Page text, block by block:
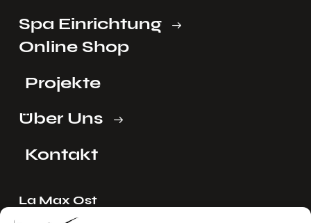
Spa Einrichtung
Online Shop
Projekte
Über Uns
Kontakt
La Max Ost